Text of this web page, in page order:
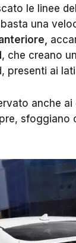
le linee
una
, che creano
presenti ai
anche
sfoggiano